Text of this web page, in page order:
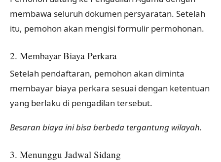
membawa seluruh dokumen persyaratan. Setelah
itu, pemohon akan mengisi formulir permohonan.
2. Membayar Biaya Perkara
Setelah pendaftaran, pemohon akan diminta
membayar biaya perkara sesuai dengan ketentuan
yang berlaku di pengadilan tersebut.
Besaran biaya ini bisa berbeda tergantung wilayah.
3. Menunggu Jadwal Sidang